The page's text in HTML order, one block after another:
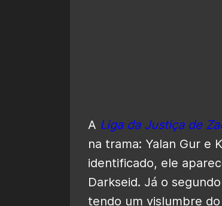
A Liga da Justiça de
na trama: Yalan Gur e
identificado, ele
Darkseid. Já o
tendo um vislumbre